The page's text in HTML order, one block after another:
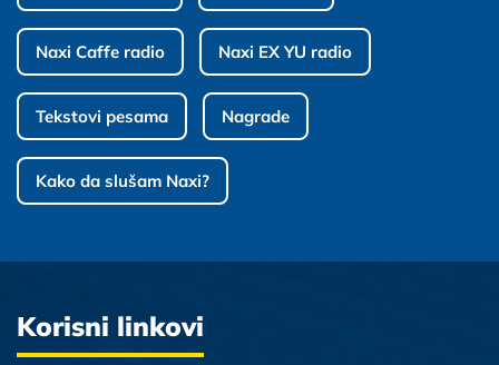
Naxi Caffe radio Naxi EX YU radio
Tekstovi pesama Nagrade
Kako da slušam Naxi?
Korisni linkovi